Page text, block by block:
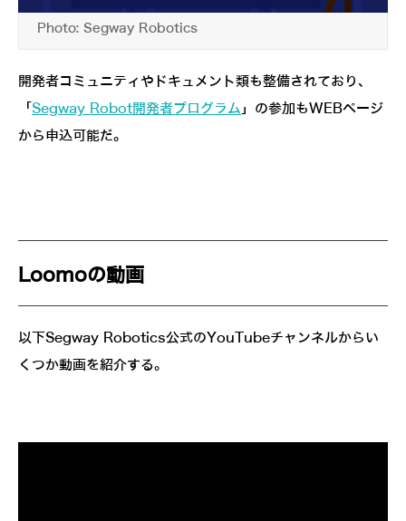
Photo: Segway Robotics
開発者コミュニティやドキュメント類も整備されており、
「Segway Robot開発者プログラム 」の参加もWEBページ
から申込可能だ。
Loomoの動画
以下Segway Robotics公式のYouTubeチャンネルからい
くつか動画を紹介する。